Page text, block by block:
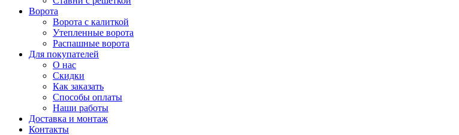
Ворота
Ворота с калиткой
Утепленные ворота
Распашные ворота
Для покупателей
О нас
Скидки
Как заказать
Способы оплаты
Наши работы
Доставка и монтаж
Контакты